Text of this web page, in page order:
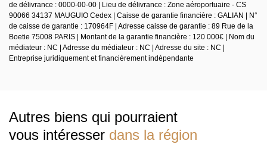
de délivrance : 0000-00-00 | Lieu de délivrance : Zone aéroportuaire - CS
90066 34137 MAUGUIO Cedex | Caisse de garantie financière : GALIAN | N°
de caisse de garantie : 170964F | Adresse caisse de garantie : 89 Rue de la
Boetie 75008 PARIS | Montant de la garantie financière : 120 000€ | Nom du
médiateur : NC | Adresse du médiateur : NC | Adresse du site : NC |
Entreprise juridiquement et financièrement indépendante
Autres biens qui pourraient
vous intéresser dans la région